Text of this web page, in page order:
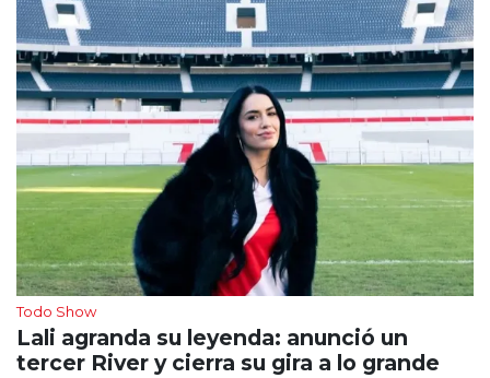
Todo Show
Lali agranda su leyenda: anunció un
tercer River y cierra su gira a lo grande